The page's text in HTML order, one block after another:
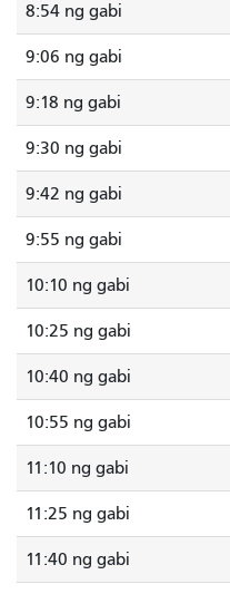
8:54 ng gabi
9:06 ng gabi
9:18 ng gabi
9:30 ng gabi
9:42 ng gabi
9:55 ng gabi
10:10 ng gabi
10:25 ng gabi
10:40 ng gabi
10:55 ng gabi
11:10 ng gabi
11:25 ng gabi
11:40 ng gabi